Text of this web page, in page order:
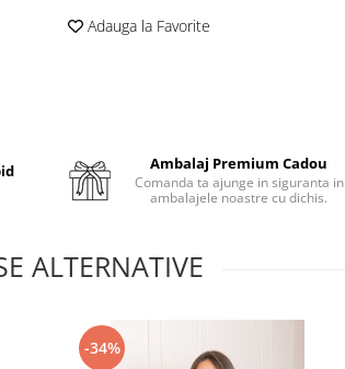
Adauga la Favorite
Ambalaj Premium Cadou
Comanda ta ajunge in siguranta in
ambalajele noastre cu dichis.
ALTERNATIVE
-34%